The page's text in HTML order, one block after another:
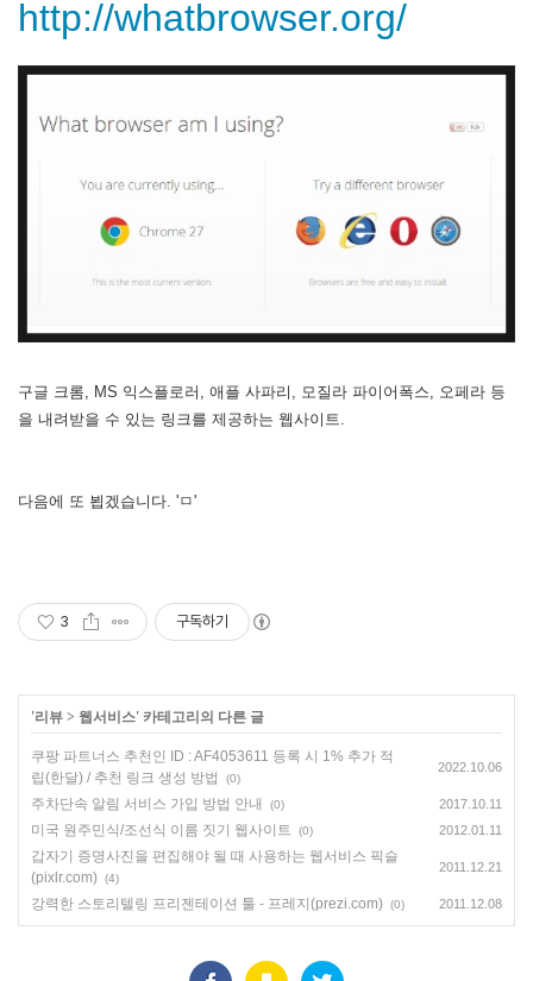
http://whatbrowser.org/
구글 크롬, MS 익스플로러, 애플 사파리, 모질라 파이어폭스, 오페라 등
을 내려받을 수 있는 링크를 제공하는 웹사이트.
다음에 또 뵙겠습니다. 'ㅁ'
3 구독하기
'리뷰 > 웹서비스' 카테고리의 다른 글
쿠팡 파트너스 추천인 ID : AF4053611 등록 시 1% 추가 적
립(한달) / 추천 링크 생성 방법
(0)
2022.10.06
주차단속 알림 서비스 가입 방법 안내 (0) 2017.10.11
미국 원주민식/조선식 이름 짓기 웹사이트 (0) 2012.01.11
갑자기 증명사진을 편집해야 될 때 사용하는 웹서비스 픽슬
(pixlr.com) (4)
2011.12.21
강력한 스토리텔링 프리젠테이션 툴 - 프레지(prezi.com) (0) 2011.12.08